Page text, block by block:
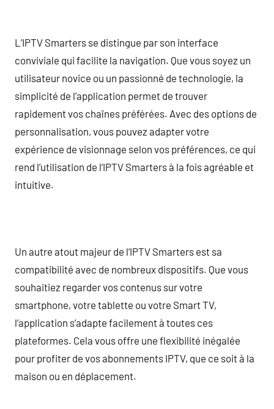
L’IPTV Smarters se distingue par son interface
conviviale qui facilite la navigation. Que vous soyez un
utilisateur novice ou un passionné de technologie, la
simplicité de l’application permet de trouver
rapidement vos chaînes préférées. Avec des options de
personnalisation, vous pouvez adapter votre
expérience de visionnage selon vos préférences, ce qui
rend l’utilisation de l’IPTV Smarters à la fois agréable et
intuitive.
Un autre atout majeur de l’IPTV Smarters est sa
compatibilité avec de nombreux dispositifs. Que vous
souhaitiez regarder vos contenus sur votre
smartphone, votre tablette ou votre Smart TV,
l’application s’adapte facilement à toutes ces
plateformes. Cela vous offre une flexibilité inégalée
pour profiter de vos abonnements IPTV, que ce soit à la
maison ou en déplacement.